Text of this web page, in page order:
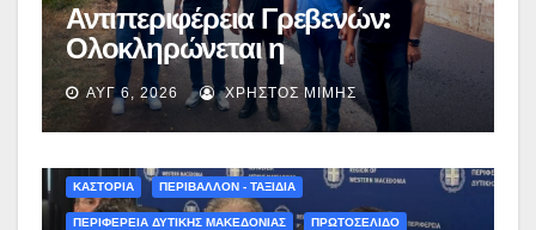
Αντιπεριφέρεια Γρεβενών:
Ολοκληρώνεται η
ασφαλτόστρωση της οδού
Περιβόλι – Αβδέλλα
ΑΥΓ 6, 2026 ΧΡΉΣΤΟΣ ΜΊΜΗΣ
ΚΑΣΤΟΡΙΑ ΠΕΡΙΒΑΛΛΟΝ - ΤΑΞΙΔΙΑ
ΠΕΡΙΦΕΡΕΙΑ ΔΥΤΙΚΗΣ ΜΑΚΕΔΟΝΙΑΣ ΠΡΩΤΟΣΕΛΙΔΟ